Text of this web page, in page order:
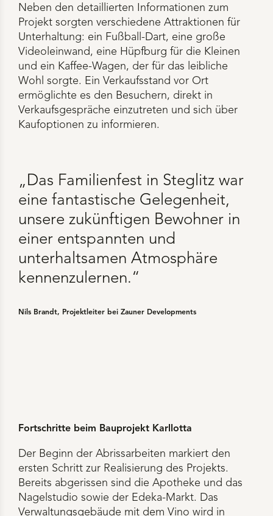
Neben den detaillierten Informationen zum
Projekt sorgten verschiedene Attraktionen für
Unterhaltung: ein Fußball-Dart, eine große
Videoleinwand, eine Hüpfburg für die Kleinen
und ein Kaffee-Wagen, der für das leibliche
Wohl sorgte. Ein Verkaufsstand vor Ort
ermöglichte es den Besuchern, direkt in
Verkaufsgespräche einzutreten und sich über
Kaufoptionen zu informieren.
„Das Familienfest in Steglitz war
eine fantastische Gelegenheit,
unsere zukünftigen Bewohner in
einer entspannten und
unterhaltsamen Atmosphäre
kennenzulernen.“
Nils Brandt, Projektleiter bei Zauner Developments
Fortschritte beim Bauprojekt Karllotta
Der Beginn der Abrissarbeiten markiert den
ersten Schritt zur Realisierung des Projekts.
Bereits abgerissen sind die Apotheke und das
Nagelstudio sowie der Edeka-Markt. Das
Verwaltungsgebäude mit dem Vino wird in